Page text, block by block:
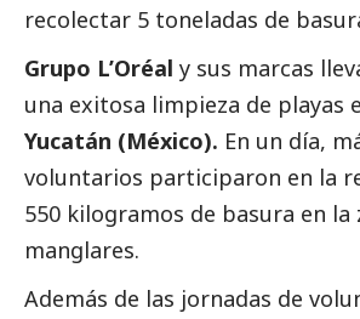
recolectar 5 toneladas de
Grupo L’Oréal y sus marcas
una exitosa limpieza de playas
Yucatán (México). En un día,
voluntarios participaron en la
550 kilogramos de basura en la
manglares.
Además de las jornadas de